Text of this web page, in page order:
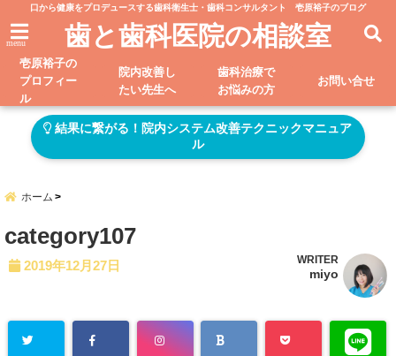
口から健康をプロデュースする歯科衛生士・歯科コンサルタント 壱原裕子のブログ
menu 歯と歯科医院の相談室
壱原裕子の
プロフィー
ル
院内改善し
たい先生へ
歯科治療で
お悩みの方
お問い合せ
結果に繋がる！院内システム改善テクニックマニュア
ル
ホーム
category107
2019年12月27日 WRITER
miyo